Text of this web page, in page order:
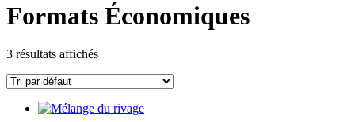
Formats Économiques
3 résultats affichés